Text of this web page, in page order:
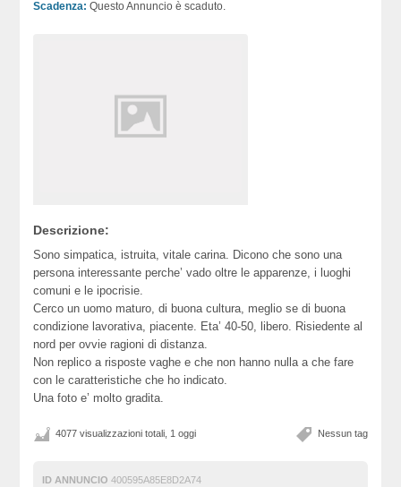
Scadenza: Questo Annuncio è scaduto.
Descrizione:
Sono simpatica, istruita, vitale carina. Dicono che sono una
persona interessante perche’ vado oltre le apparenze, i luoghi
comuni e le ipocrisie.
Cerco un uomo maturo, di buona cultura, meglio se di buona
condizione lavorativa, piacente. Eta’ 40-50, libero. Risiedente al
nord per ovvie ragioni di distanza.
Non replico a risposte vaghe e che non hanno nulla a che fare
con le caratteristiche che ho indicato.
Una foto e’ molto gradita.
Nessun tag
4077 visualizzazioni totali, 1 oggi
ID ANNUNCIO 400595A85E8D2A74